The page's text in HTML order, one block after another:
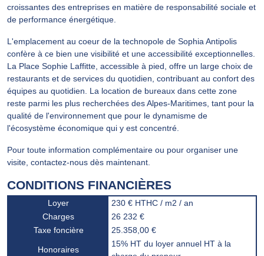
croissantes des entreprises en matière de responsabilité sociale et
de performance énergétique.
L'emplacement au coeur de la technopole de Sophia Antipolis
confère à ce bien une visibilité et une accessibilité exceptionnelles.
La Place Sophie Laffitte, accessible à pied, offre un large choix de
restaurants et de services du quotidien, contribuant au confort des
équipes au quotidien. La location de bureaux dans cette zone
reste parmi les plus recherchées des Alpes-Maritimes, tant pour la
qualité de l'environnement que pour le dynamisme de
l'écosystème économique qui y est concentré.
Pour toute information complémentaire ou pour organiser une
visite, contactez-nous dès maintenant.
CONDITIONS FINANCIÈRES
Loyer
230 € HTHC / m2 / an
Charges
26 232 €
Taxe foncière
25.358,00 €
Honoraires
15% HT du loyer annuel HT à la